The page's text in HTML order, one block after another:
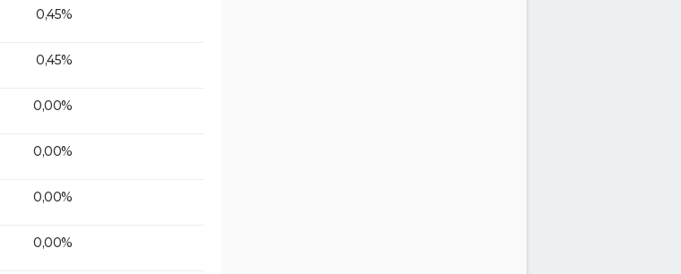
0,45%
0,45%
0,00%
0,00%
0,00%
0,00%